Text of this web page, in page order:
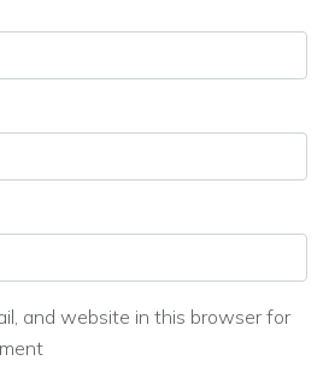
and website in this browser for